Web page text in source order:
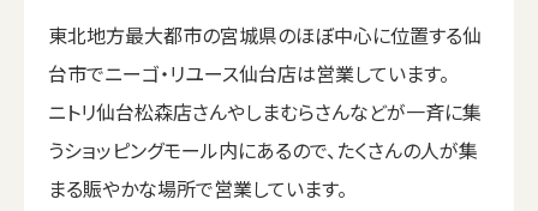
東北地方最大都市の宮城県のほぼ中心に位置する仙
台市でニーゴ・リユース仙台店は営業しています。
ニトリ仙台松森店さんやしまむらさんなどが一斉に集
うショッピングモール内にあるので、たくさんの人が集
まる賑やかな場所で営業しています。